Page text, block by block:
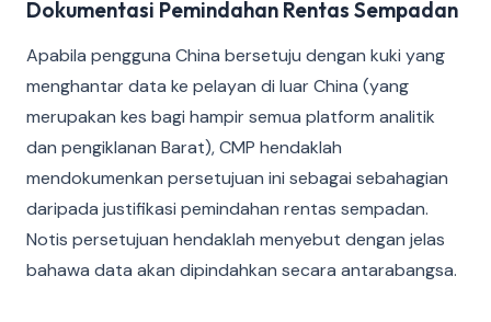
Dokumentasi Pemindahan Rentas Sempadan
Apabila pengguna China bersetuju dengan kuki yang
menghantar data ke pelayan di luar China (yang
merupakan kes bagi hampir semua platform analitik
dan pengiklanan Barat), CMP hendaklah
mendokumenkan persetujuan ini sebagai sebahagian
daripada justifikasi pemindahan rentas sempadan.
Notis persetujuan hendaklah menyebut dengan jelas
bahawa data akan dipindahkan secara antarabangsa.